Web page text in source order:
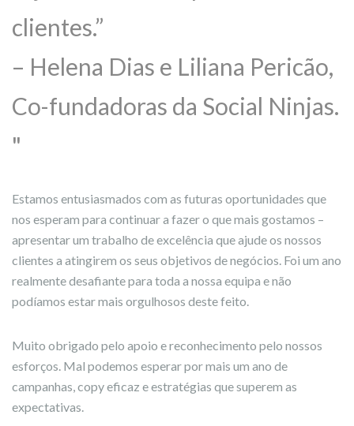
clientes.”
– Helena Dias e Liliana Pericão,
Co-fundadoras da Social Ninjas.
Estamos entusiasmados com as futuras oportunidades que
nos esperam para continuar a fazer o que mais gostamos –
apresentar um trabalho de excelência que ajude os nossos
clientes a atingirem os seus objetivos de negócios. Foi um ano
realmente desafiante para toda a nossa equipa e não
podíamos estar mais orgulhosos deste feito.
Muito obrigado pelo apoio e reconhecimento pelo nossos
esforços. Mal podemos esperar por mais um ano de
campanhas, copy eficaz e estratégias que superem as
expectativas.